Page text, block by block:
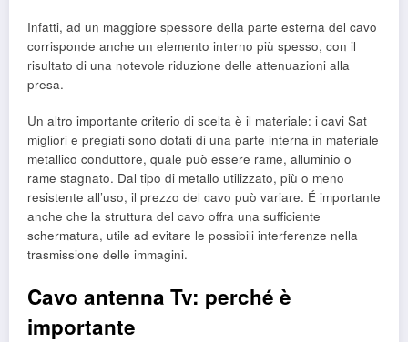
Infatti, ad un maggiore spessore della parte esterna del cavo
corrisponde anche un elemento interno più spesso, con il
risultato di una notevole riduzione delle attenuazioni alla
presa.
Un altro importante criterio di scelta è il materiale: i cavi Sat
migliori e pregiati sono dotati di una parte interna in materiale
metallico conduttore, quale può essere rame, alluminio o
rame stagnato. Dal tipo di metallo utilizzato, più o meno
resistente all’uso, il prezzo del cavo può variare. É importante
anche che la struttura del cavo offra una sufficiente
schermatura, utile ad evitare le possibili interferenze nella
trasmissione delle immagini.
Cavo antenna Tv: perché è
importante